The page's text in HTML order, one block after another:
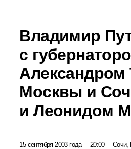
Владимир
с
Александром
Москвы и
и Леонидом
15 сентября 2003 года 20:00 Сочи,